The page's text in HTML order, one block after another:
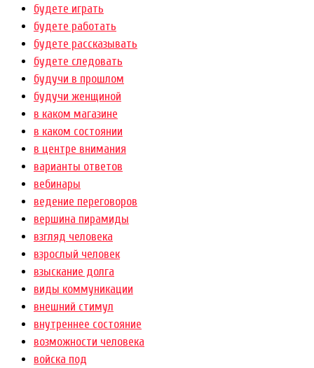
будете играть
будете работать
будете рассказывать
будете следовать
будучи в прошлом
будучи женщиной
в каком магазине
в каком состоянии
в центре внимания
варианты ответов
вебинары
ведение переговоров
вершина пирамиды
взгляд человека
взрослый человек
взыскание долга
виды коммуникации
внешний стимул
внутреннее состояние
возможности человека
войска под